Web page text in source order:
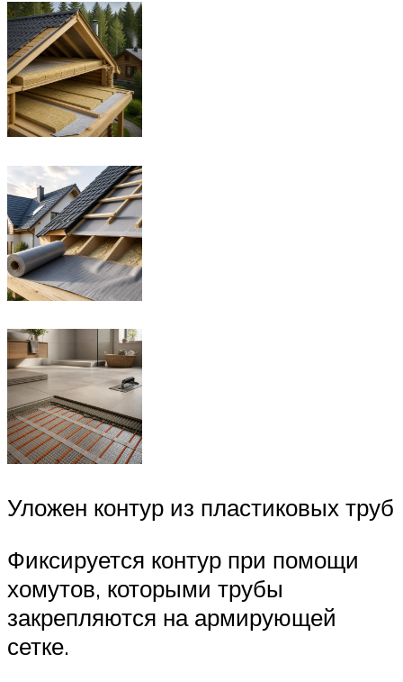
Уложен контур из пластиковых труб
Фиксируется контур при помощи
хомутов, которыми трубы
закрепляются на армирующей
сетке.